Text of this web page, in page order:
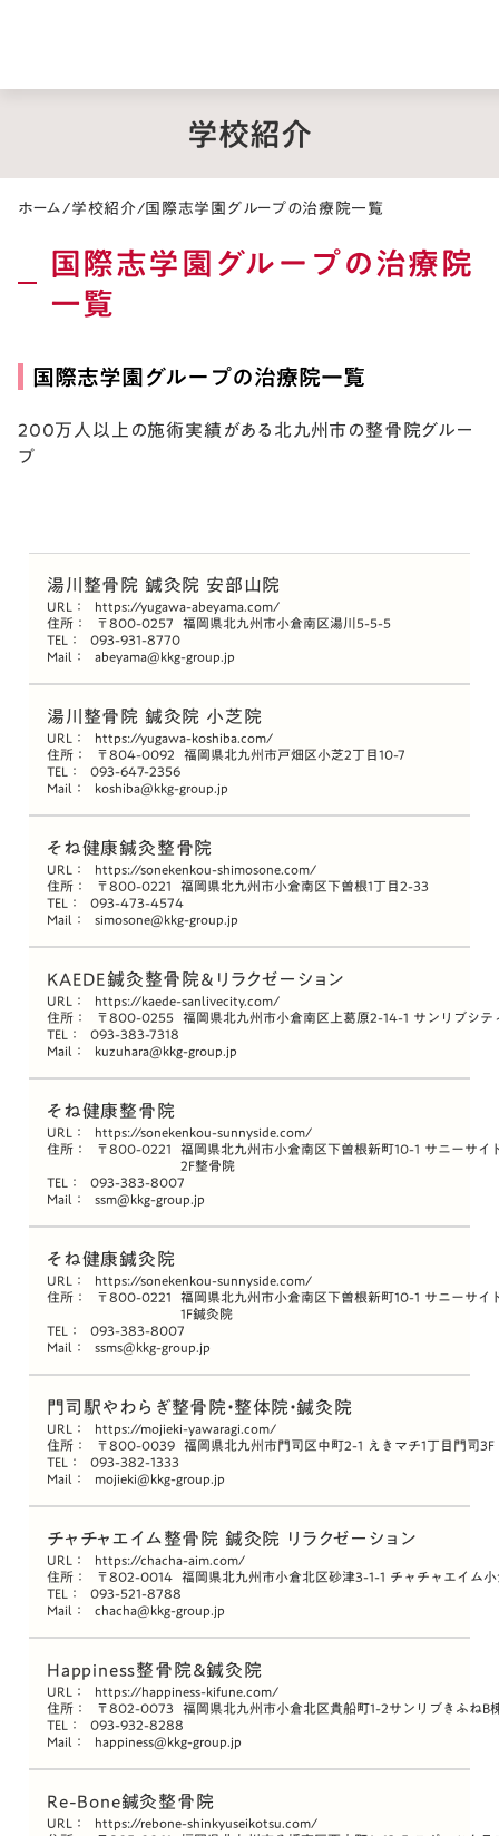
学校紹介
ホーム/学校紹介/国際志学園グループの治療院一覧
国際志学園グループの治療院
一覧
国際志学園グループの治療院一覧
200万人以上の施術実績がある北九州市の整骨院グルー
プ
湯川整骨院 鍼灸院 安部山院
URL： https://yugawa-abeyama.com/
住所： 〒800-0257 福岡県北九州市小倉南区湯川5-5-5
TEL： 093-931-8770
Mail： abeyama@kkg-group.jp
湯川整骨院 鍼灸院 小芝院
URL： https://yugawa-koshiba.com/
住所： 〒804-0092 福岡県北九州市戸畑区小芝2丁目10-7
TEL： 093-647-2356
Mail： koshiba@kkg-group.jp
そね健康鍼灸整骨院
URL： https://sonekenkou-shimosone.com/
住所： 〒800-0221 福岡県北九州市小倉南区下曽根1丁目2-33
TEL： 093-473-4574
Mail： simosone@kkg-group.jp
KAEDE鍼灸整骨院＆リラクゼーション
URL： https://kaede-sanlivecity.com/
住所： 〒800-0255 福岡県北九州市小倉南区上葛原2-14-1 サンリブシテ
TEL： 093-383-7318
Mail： kuzuhara@kkg-group.jp
そね健康整骨院
URL： https://sonekenkou-sunnyside.com/
住所： 〒800-0221 福岡県北九州市小倉南区下曽根新町10-1 サニーサイ
2F整骨院
TEL： 093-383-8007
Mail： ssm@kkg-group.jp
そね健康鍼灸院
URL： https://sonekenkou-sunnyside.com/
住所： 〒800-0221 福岡県北九州市小倉南区下曽根新町10-1 サニーサイ
1F鍼灸院
TEL： 093-383-8007
Mail： ssms@kkg-group.jp
門司駅やわらぎ整骨院・整体院・鍼灸院
URL： https://mojieki-yawaragi.com/
住所： 〒800-0039 福岡県北九州市門司区中町2-1 えきマチ1丁目門司3F
TEL： 093-382-1333
Mail： mojieki@kkg-group.jp
チャチャエイム整骨院 鍼灸院 リラクゼーション
URL： https://chacha-aim.com/
住所： 〒802-0014 福岡県北九州市小倉北区砂津3-1-1 チャチャエイム
TEL： 093-521-8788
Mail： chacha@kkg-group.jp
Happiness整骨院＆鍼灸院
URL： https://happiness-kifune.com/
住所： 〒802-0073 福岡県北九州市小倉北区貴船町1-2サンリブきふねB
TEL： 093-932-8288
Mail： happiness@kkg-group.jp
Re-Bone鍼灸整骨院
URL： https://rebone-shinkyuseikotsu.com/